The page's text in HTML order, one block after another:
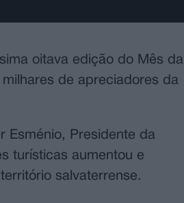
oitava edição do Mês da
de apreciadores da
Esménio, Presidente da
turísticas aumentou e
salvaterrense.